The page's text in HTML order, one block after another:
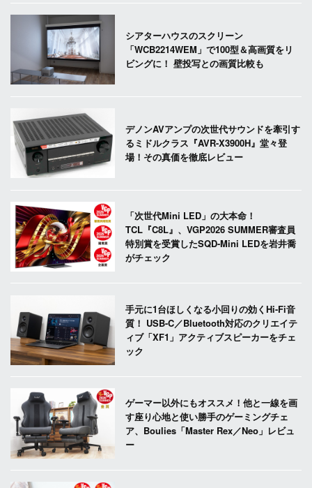
シアターハウスのスクリーン
「WCB2214WEM」で100型＆高画質をリ
ビングに！ 壁投写との画質比較も
デノンAVアンプの次世代サウンドを牽引す
るミドルクラス『AVR-X3900H』堂々登
場！その真価を徹底レビュー
「次世代Mini LED」の大本命！
TCL『C8L』、VGP2026 SUMMER審査員
特別賞を受賞したSQD-Mini LEDを岩井喬
がチェック
手元に1台ほしくなる小回りの効くHi-Fi音
質！ USB-C／Bluetooth対応のクリエイテ
ィブ「XF1」アクティブスピーカーをチェ
ック
ゲーマー以外にもオススメ！他と一線を画
す座り心地と使い勝手のゲーミングチェ
ア、Boulies「Master Rex／Neo」レビュ
ー